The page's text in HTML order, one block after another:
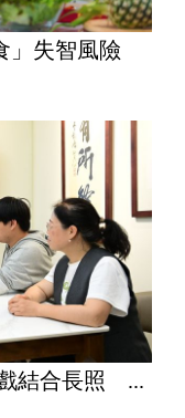
」失智風險
結合長照 ...